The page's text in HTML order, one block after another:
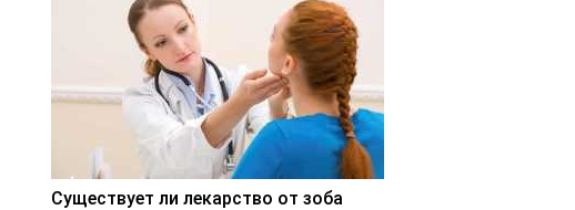
Существует ли лекарство от зоба